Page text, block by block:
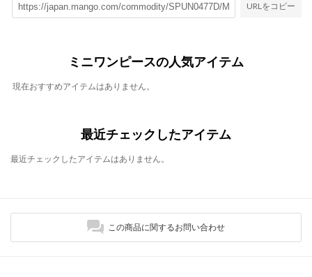
URLをコピー
ミニワンピースの人気アイテム
現在おすすめアイテムはありません。
最近チェックしたアイテム
最近チェックしたアイテムはありません。
この商品に関するお問い合わせ